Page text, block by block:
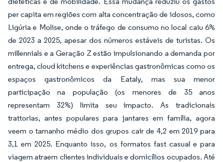
per capita em regiões com alta concentração de idosos, como
Ligúria e Molise, onde o tráfego de consumo no local caiu 6%
de 2023 a 2025, apesar dos números estáveis de turistas. Os
millennials e a Geração Z estão impulsionando a demanda por
entrega, cloud kitchens e experiências gastronômicas como os
espaços gastronômicos da Eataly, mas sua menor
participação na população (os menores de 35 anos
representam 32%) limita seu impacto. As tradicionais
trattorias, antes populares para jantares em família, agora
veem o tamanho médio dos grupos cair de 4,2 em 2019 para
3,1 em 2025. Enquanto isso, os formatos fast casual e para
viagem atraem clientes individuais e domicílios ocupados. Até